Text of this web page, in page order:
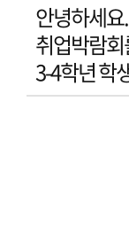
안녕하세
취업박람
3-4학년 학